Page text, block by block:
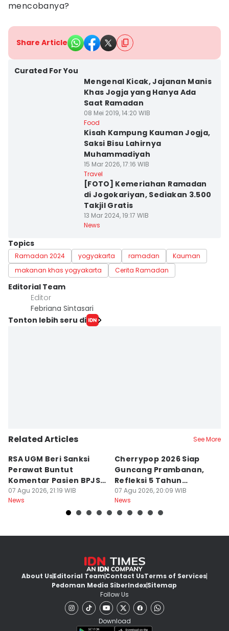
mencobanya?
Share Article
Curated For You
Mengenal Kicak, Jajanan Manis
Khas Jogja yang Hanya Ada
Saat Ramadan
08 Mei 2019, 14:20 WIB
Food
Kisah Kampung Kauman Jogja,
Saksi Bisu Lahirnya
Muhammadiyah
15 Mar 2026, 17:16 WIB
Travel
[FOTO] Kemeriahan Ramadan
di Jogokariyan, Sediakan 3.500
Takjil Gratis
13 Mar 2024, 19:17 WIB
News
Topics
Ramadan 2024 yogyakarta ramadan
Kauman
makanan khas yogyakarta
Cerita Ramadan
Editorial Team
Editor
Febriana Sintasari
Tonton lebih seru di
Related Articles See More
RSA UGM Beri Sanksi
Perawat Buntut
Komentar Pasien BPJS
di Medsos
07 Agu 2026, 21:19 WIB
News
Cherrypop 2026 Siap
Guncang Prambanan,
Refleksi 5 Tahun
Perjalanan
07 Agu 2026, 20:09 WIB
News
About UsEditorial TeamContact UsTerms of Services
Pedoman Media SiberIndexSitemap
Follow Us
Download